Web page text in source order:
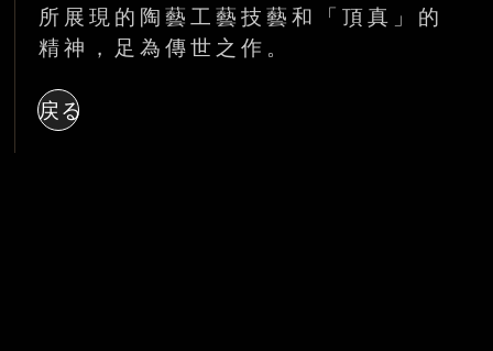
所展現的陶藝工藝技藝和「頂真」的
精神，足為傳世之作。
戻る